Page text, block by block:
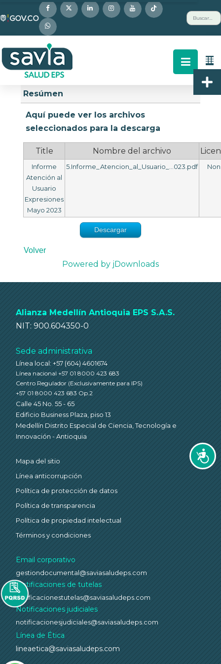
este
sitio
web
incluye
un
sistema
accesibilidad.
Buscar
Descripción
Resúmen
Aquí puede ver los archivos
seleccionados para la descarga
Title Nombre del archivo
Informe
Atención al
Usuario
Expresiones
Mayo 2023
5.Informe_Atencion_al_Usuario_...023.pdf
Descargar
Volver
Powered by jDownloads
Alianza Medellín Antioquia EPS S.A.S.
NIT: 900.604350-0
Sede administrativa
Línea local: +57 (604) 4601674
Línea nacional +57 01 8000 423 683
Centro Regulador (Exclusivamente para IPS)
+57 01 8000 423 683 Op.2
Calle 45 No. 55 - 65
Edificio Business Plaza, piso 13
Medellín Distrito Especial de Ciencia, Tecnología e
Innovación - Antioquia
Mapa del sitio
Línea anticorrupción
Política de protección de datos
Política de transparencia
Política de propiedad intelectual
Términos y condiciones
Email corporativo
gestiondocumental@saviasaludeps.com
Notificaciones de tutelas
notificacionestutelas@saviasaludeps.com
Notificaciones judiciales
notificacionesjudiciales@saviasaludeps.com
Línea de Ética
lineaetica@saviasaludeps.com